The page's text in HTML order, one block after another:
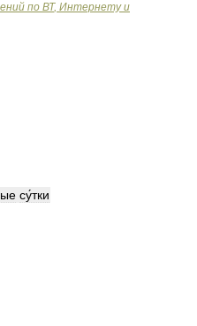
по ВТ, Интернету и
су́тки